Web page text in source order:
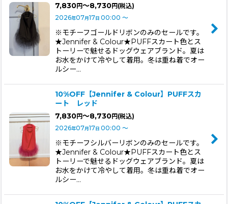
7,830円～8,730円 (税込)
2026年07月17日 00:00 ～
※モチーフゴールドリボンのみのセールです。
★Jennifer & Colour★PUFFスカート色とス
トーリーで魅せるドッグウェアブランド。夏は
お水をかけて冷やして着用。冬は重ね着でオー
ルシー…
10%OFF【Jennifer & Colour】PUFFスカ
ート レッド
7,830円～8,730円 (税込)
2026年07月17日 00:00 ～
※モチーフシルバーリボンのみのセールです。
★Jennifer & Colour★PUFFスカート色とス
トーリーで魅せるドッグウェアブランド。夏は
お水をかけて冷やして着用。冬は重ね着でオー
ルシー…